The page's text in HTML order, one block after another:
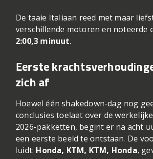
De taaie Italiaan reed met maar
verschillende motoren en noteerde
2:00,3 minuut.
Eerste
zich af
Hoewel één shakedown-dag nog
conclusies toelaat over de
2026-pakketten, begint er na acht
een eerste beeld te ontstaan. De
luidt: Honda, KTM, KTM, Honda,